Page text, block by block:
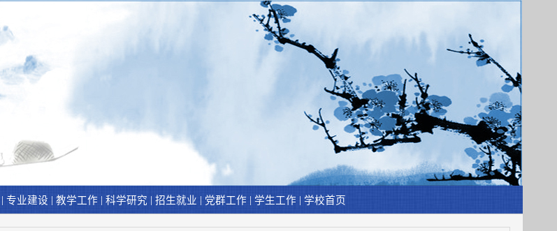
| 专业建设 | 教学工作 | 科学研究 | 招生就业 | 党群工作 | 学生工作 | 学校首页